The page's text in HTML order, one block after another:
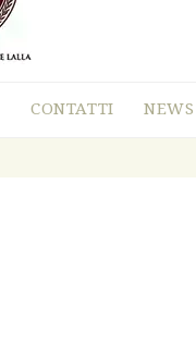
CONTATTI NEWS